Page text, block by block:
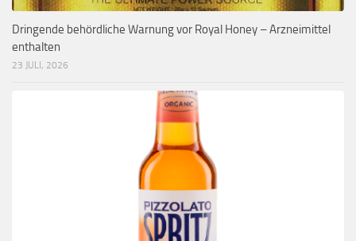
Dringende behördliche Warnung vor Royal Honey – Arzneimittel
enthalten
23 JULI, 2026